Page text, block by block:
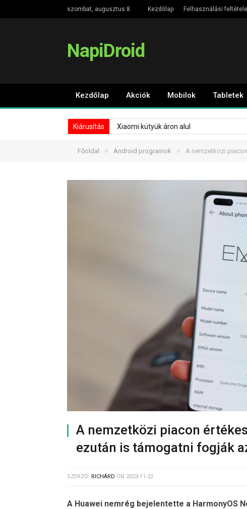
szombat, augusztus 8 Kezdőlap Felhasználási
NapiDroid
Kezdőlap Akciók Mobilok Tabletek
Kiárusítás Xiaomi kütyük áron alul
Főoldal » Android programok » A nemzetközi
A nemzetközi piacon
ezután is támogatni fogják
SZERZŐ: RICHÁRD ON 2023-11-22
A Huawei nemrég bejelentette a HarmonyOS